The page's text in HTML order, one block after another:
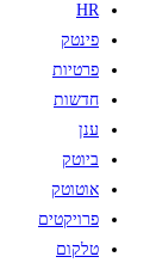
HR
פינטק
פרטיות
חדשות
ענן
ביוטק
אוטוטק
פרויקטים
טלקום